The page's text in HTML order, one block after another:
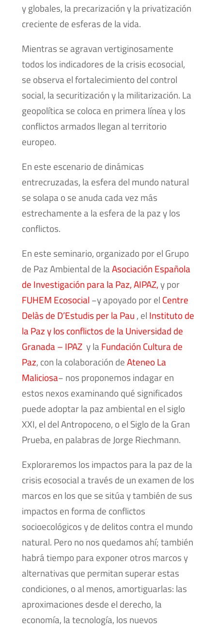
y globales, la precarización y la privatización
creciente de esferas de la vida.
Mientras se agravan vertiginosamente
todos los indicadores de la crisis ecosocial,
se observa el fortalecimiento del control
social, la securitización y la militarización. La
geopolítica se coloca en primera línea y los
conflictos armados llegan al territorio
europeo.
En este escenario de dinámicas
entrecruzadas, la esfera del mundo natural
se solapa o se anuda cada vez más
estrechamente a la esfera de la paz y los
conflictos.
En este seminario, organizado por el Grupo
de Paz Ambiental de laAsociación Española
de Investigación para la Paz, AIPAZ,y por
FUHEM Ecosocial −y apoyado por el Centre
Delàs de D’Estudis per la Pau , el Instituto de
la Paz y los conflictos de la Universidad de
Granada – IPAZy la Fundación Cultura de
Paz, con la colaboración deAteneo La
Maliciosa− nos proponemos indagar en
estos nexos examinando qué significados
puede adoptar la paz ambiental en el siglo
XXI, el del Antropoceno, o el Siglo de la Gran
Prueba, en palabras de Jorge Riechmann.
Exploraremos los impactos para la paz de la
crisis ecosocial a través de un examen de los
marcos en los que se sitúa y también de sus
impactos en forma de conflictos
socioecológicos y de delitos contra el mundo
natural. Pero no nos quedamos ahí; también
habrá tiempo para exponer otros marcos y
alternativas que permitan superar estas
condiciones, o al menos, amortiguarlas: las
aproximaciones desde el derecho, la
economía, la tecnología, los nuevos